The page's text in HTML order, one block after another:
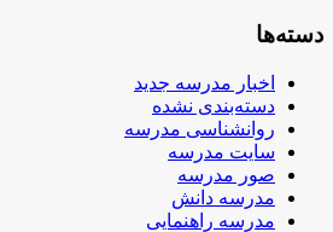
دسته‌ها
اخبار مدرسه جدید
دسته‌بندی نشده
روانشناسی مدرسه
سایت مدرسه
صور مدرسه
مدرسه دانش
مدرسه راهنمایی